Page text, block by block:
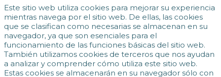
Este sitio web utiliza cookies para mejorar su experiencia
mientras navega por el sitio web. De ellas, las cookies
que se clasifican como necesarias se almacenan en su
navegador, ya que son esenciales para el
funcionamiento de las funciones básicas del sitio web.
También utilizamos cookies de terceros que nos ayudan
a analizar y comprender cómo utiliza este sitio web.
Estas cookies se almacenarán en su navegador sólo con